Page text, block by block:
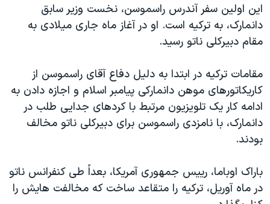
علم و فناوری
اسرائیل در جنگ
آرشیو پخش زنده
رمز مهسا
ورزش زنان در ایران
مجموعه مستندهای دادخواهی
تریبونال مردمی آبان ۹۸
دادگاه حمید نوری
چهل سال گروگان‌گیری
اعتراضات مردمی آبان ۹۸
زبانهای مختلف
این اولین سفر آندرس راسموسن، نخست وزیر سابق
دانمارک، به ترکیه است. او در آغاز ماه جاری میلادی به
مقام دبیرکلی ناتو رسید.
مقامات ترکیه در ابتدا به دلیل دفاع آقای راسموسن از
کاریکاتورهای موهن دانمارکی پیامبر اسلام و اجازه دادن به
ادامه کار یک تلویزیون مرتبط با کردهای جدایی طلب در
دانمارک، با نامزدی راسموسن برای دبیرکلی ناتو مخالف
بودند.
باراک اوباما، رییس جمهوری آمریکا، بعداً طی کنفرانس ناتو
در ماه آوریل، ترکیه را متقاعد ساخت که مخالفت هایش را